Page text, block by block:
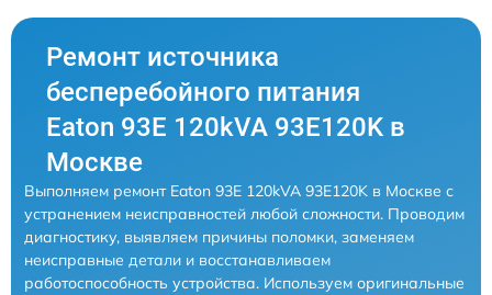
Ремонт источника
бесперебойного питания
Eaton 93E 120kVA 93E120K в
Москве
Выполняем ремонт Eaton 93E 120kVA 93E120K в Москве с
устранением неисправностей любой сложности. Проводим
диагностику, выявляем причины поломки, заменяем
неисправные детали и восстанавливаем
работоспособность устройства. Используем оригинальные